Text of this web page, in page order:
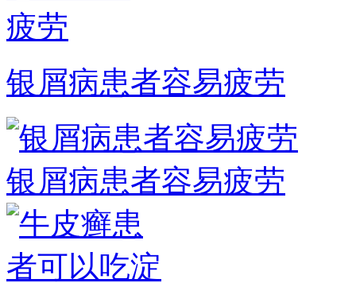
银屑病患者容易疲劳
银屑病患者容易疲劳